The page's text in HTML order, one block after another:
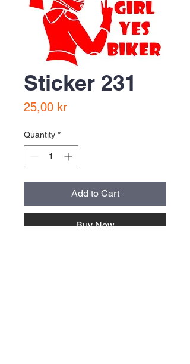
Sticker 231
25,00 krPrice
Quantity *
Add to Cart
Buy Now